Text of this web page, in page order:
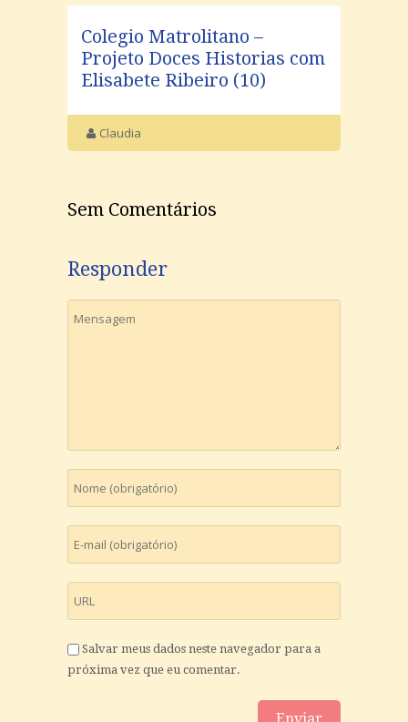
Colegio Matrolitano –
Projeto Doces Historias com
Elisabete Ribeiro (10)
Claudia
Sem Comentários
Responder
Salvar meus dados neste navegador para a
próxima vez que eu comentar.